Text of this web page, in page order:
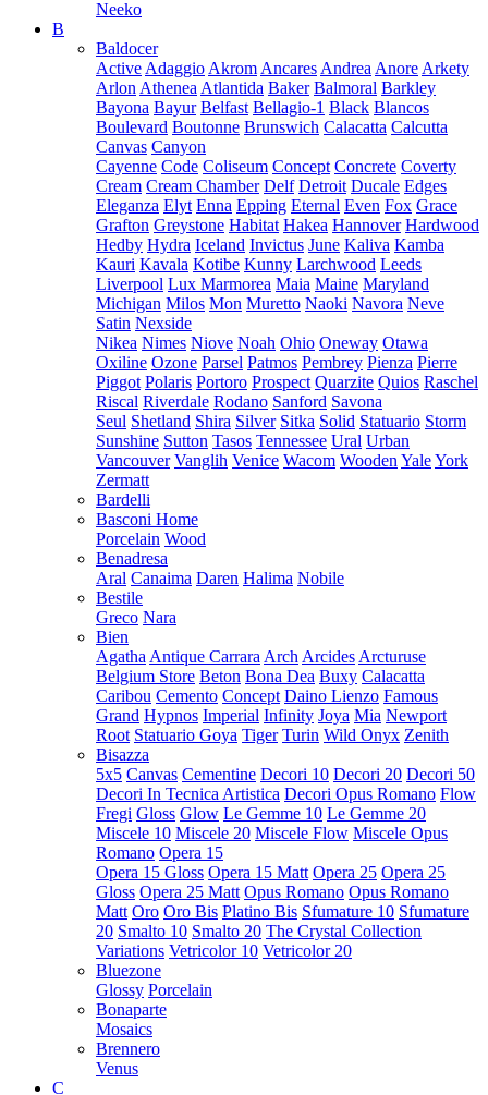
Neeko
B
Baldocer
Active Adaggio Akrom Ancares Andrea Anore Arkety
Arlon Athenea Atlantida Baker Balmoral Barkley
Bayona Bayur Belfast Bellagio-1 Black Blancos
Boulevard Boutonne Brunswich Calacatta Calcutta
Canvas Canyon
Cayenne Code Coliseum Concept Concrete Coverty
Cream Cream Chamber Delf Detroit Ducale Edges
Eleganza Elyt Enna Epping Eternal Even Fox Grace
Grafton Greystone Habitat Hakea Hannover Hardwood
Hedby Hydra Iceland Invictus June Kaliva Kamba
Kauri Kavala Kotibe Kunny Larchwood Leeds
Liverpool Lux Marmorea Maia Maine Maryland
Michigan Milos Mon Muretto Naoki Navora Neve
Satin Nexside
Nikea Nimes Niove Noah Ohio Oneway Otawa
Oxiline Ozone Parsel Patmos Pembrey Pienza Pierre
Piggot Polaris Portoro Prospect Quarzite Quios Raschel
Riscal Riverdale Rodano Sanford Savona
Seul Shetland Shira Silver Sitka Solid Statuario Storm
Sunshine Sutton Tasos Tennessee Ural Urban
Vancouver Vanglih Venice Wacom Wooden YaleYork
Zermatt
Bardelli
Basconi Home
Porcelain Wood
Benadresa
Aral Canaima Daren Halima Nobile
Bestile
Greco Nara
Bien
Agatha Antique Carrara Arch Arcides Arcturuse
Belgium Store Beton Bona Dea Buxy Calacatta
Caribou Cemento Concept Daino Lienzo Famous
Grand Hypnos Imperial Infinity Joya Mia Newport
Root Statuario Goya Tiger Turin Wild Onyx Zenith
Bisazza
5x5 Canvas Cementine Decori 10 Decori 20 Decori 50
Decori In Tecnica Artistica Decori Opus Romano Flow
Fregi Gloss Glow Le Gemme 10 Le Gemme 20
Miscele 10 Miscele 20 Miscele Flow Miscele Opus
Romano Opera 15
Opera 15 Gloss Opera 15 Matt Opera 25 Opera 25
Gloss Opera 25 Matt Opus Romano Opus Romano
Matt Oro Oro Bis Platino Bis Sfumature 10 Sfumature
20 Smalto 10 Smalto 20 The Crystal Collection
Variations Vetricolor 10 Vetricolor 20
Bluezone
Glossy Porcelain
Bonaparte
Mosaics
Brennero
Venus
C